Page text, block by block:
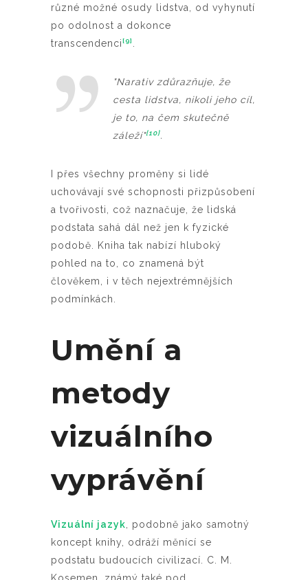
různé možné osudy lidstva, od vyhynutí
po odolnost a dokonce
transcendenci[9]
"Narativ zdůrazňuje, že
cesta lidstva, nikoli jeho cíl,
je to, na čem skutečně
záleží"[10].
I přes všechny proměny si lidé
uchovávají své schopnosti přizpůsobení
a tvořivosti, což naznačuje, že lidská
podstata sahá dál než jen k fyzické
podobě. Kniha tak nabízí hluboký
pohled na to, co znamená být
člověkem, i v těch nejextrémnějších
podmínkách.
Umění a
metody
vizuálního
vyprávění
Vizuální jazyk , podobně jako samotný
koncept knihy, odráží měnící se
podstatu budoucích civilizací. C. M.